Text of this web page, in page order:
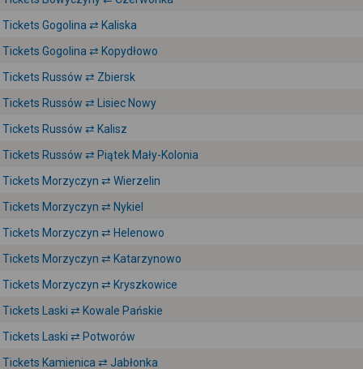
Tickets Gogolina ⇄ Kaliska
Tickets Gogolina ⇄ Kopydłowo
Tickets Russów ⇄ Zbiersk
Tickets Russów ⇄ Lisiec Nowy
Tickets Russów ⇄ Kalisz
Tickets Russów ⇄ Piątek Mały-Kolonia
Tickets Morzyczyn ⇄ Wierzelin
Tickets Morzyczyn ⇄ Nykiel
Tickets Morzyczyn ⇄ Helenowo
Tickets Morzyczyn ⇄ Katarzynowo
Tickets Morzyczyn ⇄ Kryszkowice
Tickets Laski ⇄ Kowale Pańskie
Tickets Laski ⇄ Potworów
Tickets Kamienica ⇄ Jabłonka